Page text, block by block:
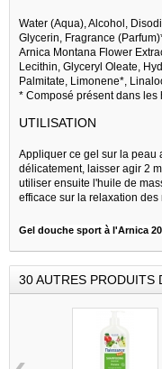
Water (Aqua), Alcohol,
Glycerin, Fragrance
Arnica Montana Flower
Lecithin, Glyceryl Oleate,
Palmitate, Limonene*,
* Composé présent dans
UTILISATION
Appliquer ce gel sur la peau
délicatement, laisser agir 2
utiliser ensuite l'huile de
efficace sur la relaxation
Gel douche sport à l'Arnica
30 AUTRES PRODUITS